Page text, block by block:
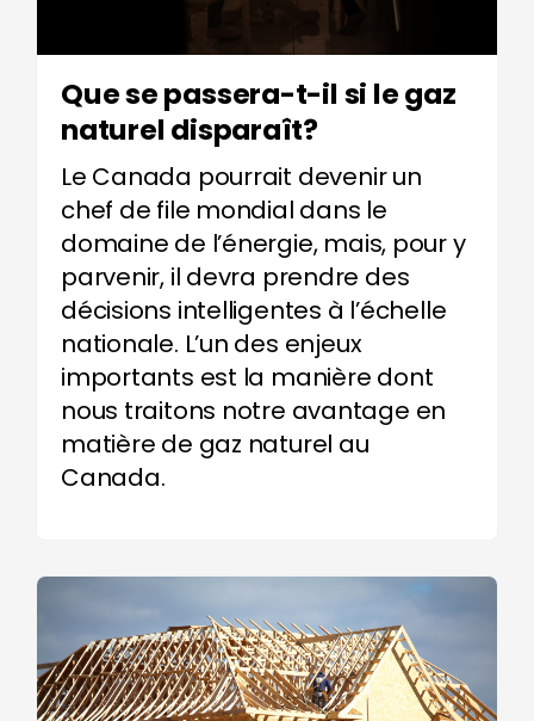
Que se passera-t-il si le gaz
naturel disparaît?
Le Canada pourrait devenir un
chef de file mondial dans le
domaine de l’énergie, mais, pour y
parvenir, il devra prendre des
décisions intelligentes à l’échelle
nationale. L’un des enjeux
importants est la manière dont
nous traitons notre avantage en
matière de gaz naturel au
Canada.